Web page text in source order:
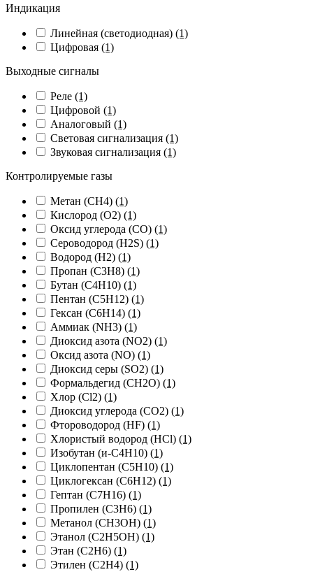
Индикация
Линейная (светодиодная) (1)
Цифровая (1)
Выходные сигналы
Реле (1)
Цифровой (1)
Аналоговый (1)
Световая сигнализация (1)
Звуковая сигнализация (1)
Контролируемые газы
Метан (CH4) (1)
Кислород (O2) (1)
Оксид углерода (CO) (1)
Сероводород (H2S) (1)
Водород (H2) (1)
Пропан (C3H8) (1)
Бутан (C4H10) (1)
Пентан (C5H12) (1)
Гексан (C6H14) (1)
Аммиак (NH3) (1)
Диоксид азота (NO2) (1)
Оксид азота (NO) (1)
Диоксид серы (SO2) (1)
Формальдегид (CH2O) (1)
Хлор (Cl2) (1)
Диоксид углерода (CO2) (1)
Фтороводород (HF) (1)
Хлористый водород (HCl) (1)
Изобутан (и-C4H10) (1)
Циклопентан (C5H10) (1)
Циклогексан (C6H12) (1)
Гептан (C7H16) (1)
Пропилен (C3H6) (1)
Метанол (CH3OH) (1)
Этанол (C2H5OH) (1)
Этан (C2H6) (1)
Этилен (C2H4) (1)